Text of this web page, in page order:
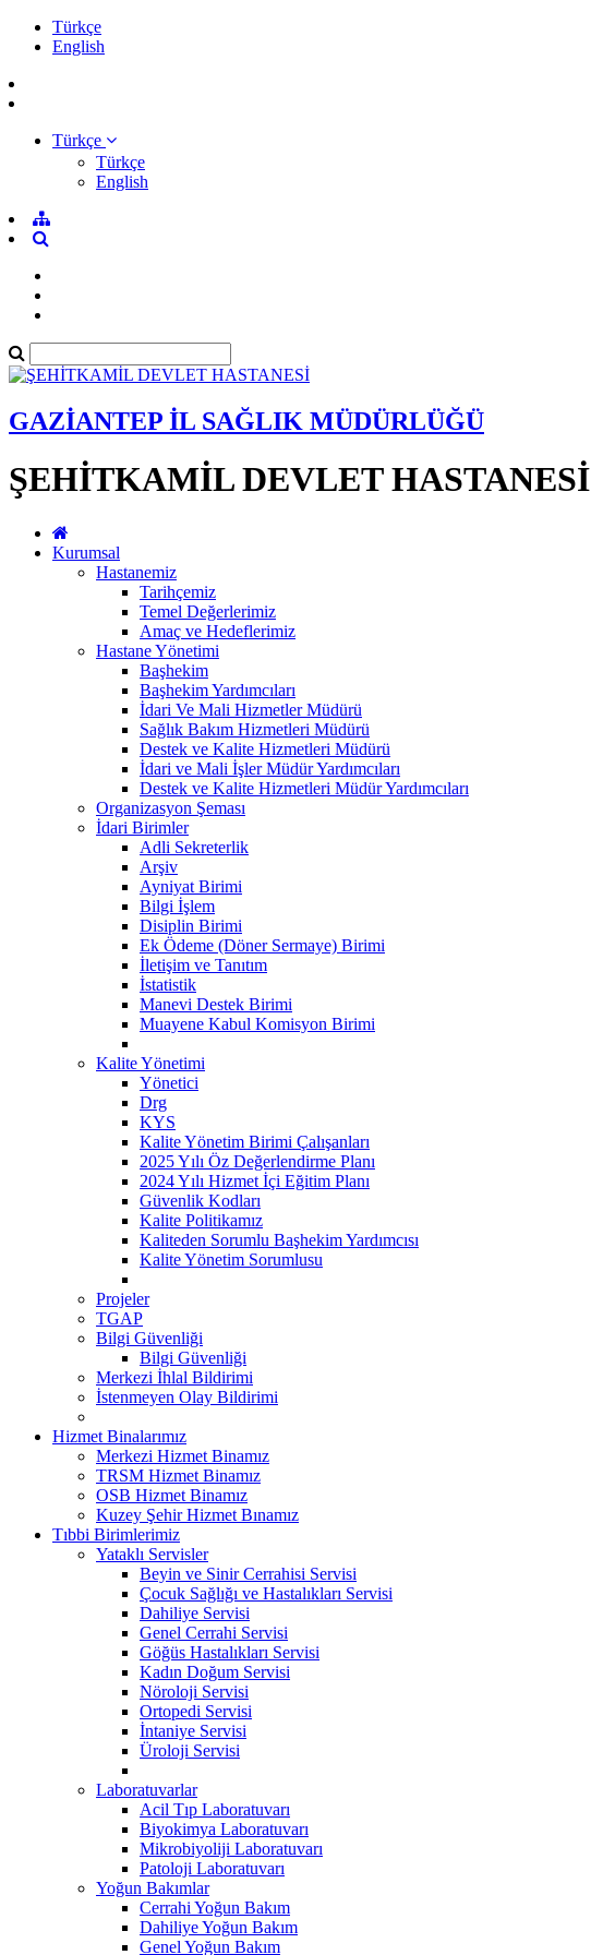
Türkçe
English
Türkçe
Türkçe
English
GAZİANTEP İL SAĞLIK MÜDÜRLÜĞÜ
ŞEHİTKAMİL DEVLET HASTANESİ
Kurumsal
Hastanemiz
Tarihçemiz
Temel Değerlerimiz
Amaç ve Hedeflerimiz
Hastane Yönetimi
Başhekim
Başhekim Yardımcıları
İdari Ve Mali Hizmetler Müdürü
Sağlık Bakım Hizmetleri Müdürü
Destek ve Kalite Hizmetleri Müdürü
İdari ve Mali İşler Müdür Yardımcıları
Destek ve Kalite Hizmetleri Müdür Yardımcıları
Organizasyon Şeması
İdari Birimler
Adli Sekreterlik
Arşiv
Ayniyat Birimi
Bilgi İşlem
Disiplin Birimi
Ek Ödeme (Döner Sermaye) Birimi
İletişim ve Tanıtım
İstatistik
Manevi Destek Birimi
Muayene Kabul Komisyon Birimi
Kalite Yönetimi
Yönetici
Drg
KYS
Kalite Yönetim Birimi Çalışanları
2025 Yılı Öz Değerlendirme Planı
2024 Yılı Hizmet İçi Eğitim Planı
Güvenlik Kodları
Kalite Politikamız
Kaliteden Sorumlu Başhekim Yardımcısı
Kalite Yönetim Sorumlusu
Projeler
TGAP
Bilgi Güvenliği
Bilgi Güvenliği
Merkezi İhlal Bildirimi
İstenmeyen Olay Bildirimi
Hizmet Binalarımız
Merkezi Hizmet Binamız
TRSM Hizmet Binamız
OSB Hizmet Binamız
Kuzey Şehir Hizmet Bınamız
Tıbbi Birimlerimiz
Yataklı Servisler
Beyin ve Sinir Cerrahisi Servisi
Çocuk Sağlığı ve Hastalıkları Servisi
Dahiliye Servisi
Genel Cerrahi Servisi
Göğüs Hastalıkları Servisi
Kadın Doğum Servisi
Nöroloji Servisi
Ortopedi Servisi
İntaniye Servisi
Üroloji Servisi
Laboratuvarlar
Acil Tıp Laboratuvarı
Biyokimya Laboratuvarı
Mikrobiyoliji Laboratuvarı
Patoloji Laboratuvarı
Yoğun Bakımlar
Cerrahi Yoğun Bakım
Dahiliye Yoğun Bakım
Genel Yoğun Bakım